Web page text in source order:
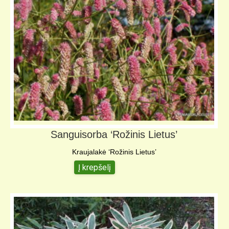
Sanguisorba ‘Rožinis Lietus’
Kraujalakė ‘Rožinis Lietus’
5,00€
Į krepšelį